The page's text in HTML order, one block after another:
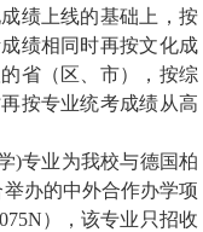
绩上线的基础上，按
绩相同时再按文化成
省（区、市），按综
按专业统考成绩从高
)专业为我校与德国柏
举办的中外合作办学项
），该专业只招收